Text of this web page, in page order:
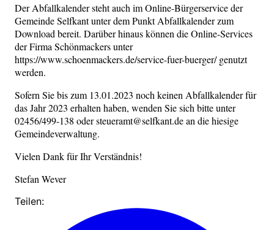
Der Abfallkalender steht auch im Online-Bürgerservice der
Gemeinde Selfkant unter dem Punkt Abfallkalender zum
Download bereit. Darüber hinaus können die Online-Services
der Firma Schönmackers unter
https://www.schoenmackers.de/service-fuer-buerger/ genutzt
werden.
Sofern Sie bis zum 13.01.2023 noch keinen Abfallkalender für
das Jahr 2023 erhalten haben, wenden Sie sich bitte unter
02456/499-138 oder steueramt@selfkant.de an die hiesige
Gemeindeverwaltung.
Vielen Dank für Ihr Verständnis!
Stefan Wever
Teilen: